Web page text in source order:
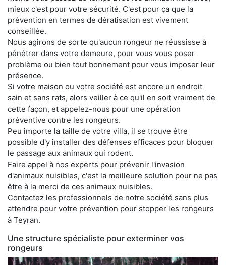
mieux c'est pour votre sécurité. C'est pour ça que la
prévention en termes de dératisation est vivement
conseillée.
Nous agirons de sorte qu'aucun rongeur ne réussisse à
pénétrer dans votre demeure, pour vous vous poser
problème ou bien tout bonnement pour vous imposer leur
présence.
Si votre maison ou votre société est encore un endroit
sain et sans rats, alors veiller à ce qu'il en soit vraiment de
cette façon, et appelez-nous pour une opération
préventive contre les rongeurs.
Peu importe la taille de votre villa, il se trouve être
possible d'y installer des défenses efficaces pour bloquer
le passage aux animaux qui rodent.
Faire appel à nos experts pour prévenir l'invasion
d'animaux nuisibles, c'est la meilleure solution pour ne pas
être à la merci de ces animaux nuisibles.
Contactez les professionnels de notre société sans plus
attendre pour votre prévention pour stopper les rongeurs
à Teyran.
Une structure spécialiste pour exterminer vos
rongeurs